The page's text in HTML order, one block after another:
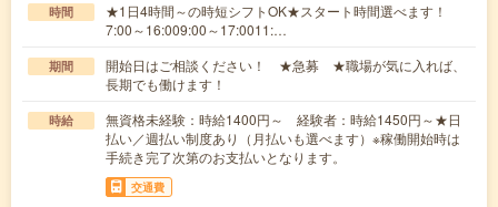
時間
★1日4時間～の時短シフトOK★スタート時間選べます！
7:00～16:009:00～17:0011:…
期間
開始日はご相談ください！ ★急募 ★職場が気に入れば、
長期でも働けます！
時給
無資格未経験：時給1400円～ 経験者：時給1450円～★日
払い／週払い制度あり（月払いも選べます）※稼働開始時は
手続き完了次第のお支払いとなります。
交通費